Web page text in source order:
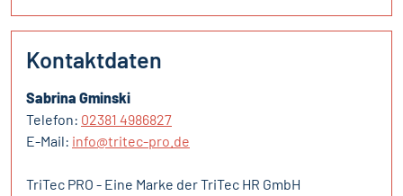
Kontaktdaten
Sabrina Gminski
Telefon: 02381 4986827
E-Mail: info@tritec-pro.de
TriTec PRO - Eine Marke der TriTec HR GmbH